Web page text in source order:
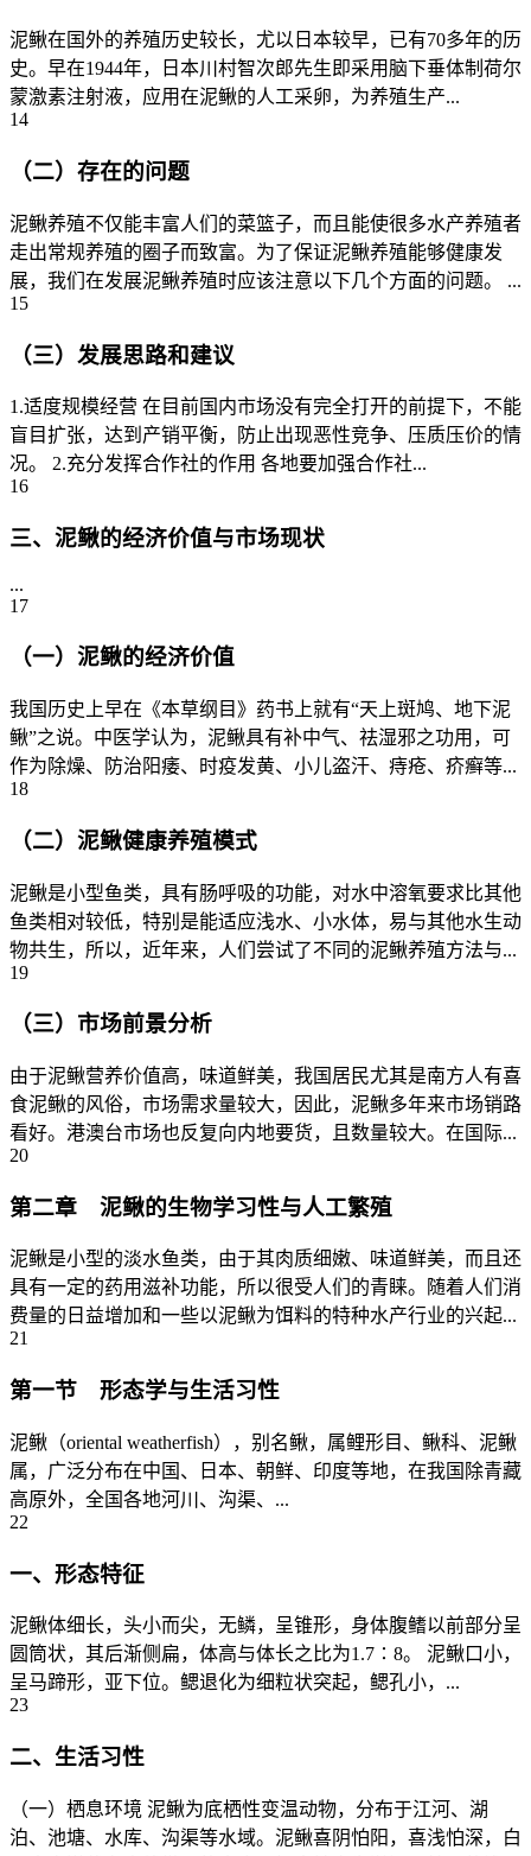
泥鳅在国外的养殖历史较长，尤以日本较早，已有70多年的历
史。早在1944年，日本川村智次郎先生即采用脑下垂体制荷尔
蒙激素注射液，应用在泥鳅的人工采卵，为养殖生产...
14
（二）存在的问题
泥鳅养殖不仅能丰富人们的菜篮子，而且能使很多水产养殖者
走出常规养殖的圈子而致富。为了保证泥鳅养殖能够健康发
展，我们在发展泥鳅养殖时应该注意以下几个方面的问题。 ...
15
（三）发展思路和建议
1.适度规模经营 在目前国内市场没有完全打开的前提下，不能
盲目扩张，达到产销平衡，防止出现恶性竞争、压质压价的情
况。 2.充分发挥合作社的作用 各地要加强合作社...
16
三、泥鳅的经济价值与市场现状
...
17
（一）泥鳅的经济价值
我国历史上早在《本草纲目》药书上就有“天上斑鸠、地下泥
鳅”之说。中医学认为，泥鳅具有补中气、祛湿邪之功用，可
作为除燥、防治阳痿、时疫发黄、小儿盗汗、痔疮、疥癣等...
18
（二）泥鳅健康养殖模式
泥鳅是小型鱼类，具有肠呼吸的功能，对水中溶氧要求比其他
鱼类相对较低，特别是能适应浅水、小水体，易与其他水生动
物共生，所以，近年来，人们尝试了不同的泥鳅养殖方法与...
19
（三）市场前景分析
由于泥鳅营养价值高，味道鲜美，我国居民尤其是南方人有喜
食泥鳅的风俗，市场需求量较大，因此，泥鳅多年来市场销路
看好。港澳台市场也反复向内地要货，且数量较大。在国际...
20
第二章 泥鳅的生物学习性与人工繁殖
泥鳅是小型的淡水鱼类，由于其肉质细嫩、味道鲜美，而且还
具有一定的药用滋补功能，所以很受人们的青睐。随着人们消
费量的日益增加和一些以泥鳅为饵料的特种水产行业的兴起...
21
第一节 形态学与生活习性
泥鳅（oriental weatherfish），别名鳅，属鲤形目、鳅科、泥鳅
属，广泛分布在中国、日本、朝鲜、印度等地，在我国除青藏
高原外，全国各地河川、沟渠、...
22
一、形态特征
泥鳅体细长，头小而尖，无鳞，呈锥形，身体腹鳍以前部分呈
圆筒状，其后渐侧扁，体高与体长之比为1.7∶8。 泥鳅口小，
呈马蹄形，亚下位。鳃退化为细粒状突起，鳃孔小，...
23
二、生活习性
（一）栖息环境 泥鳅为底栖性变温动物，分布于江河、湖
泊、池塘、水库、沟渠等水域。泥鳅喜阴怕阳，喜浅怕深，白